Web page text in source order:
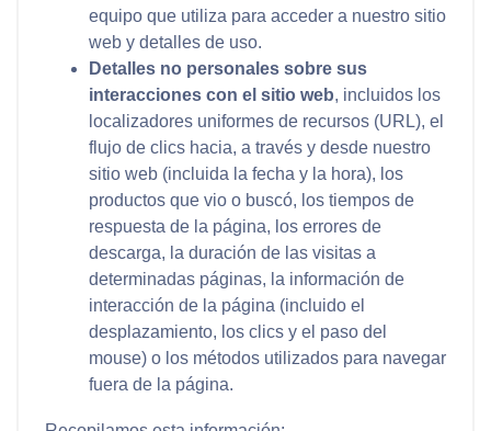
equipo que utiliza para acceder a nuestro sitio
web y detalles de uso.
Detalles no personales sobre sus
interacciones con el sitio web, incluidos los
localizadores uniformes de recursos (URL), el
flujo de clics hacia, a través y desde nuestro
sitio web (incluida la fecha y la hora), los
productos que vio o buscó, los tiempos de
respuesta de la página, los errores de
descarga, la duración de las visitas a
determinadas páginas, la información de
interacción de la página (incluido el
desplazamiento, los clics y el paso del
mouse) o los métodos utilizados para navegar
fuera de la página.